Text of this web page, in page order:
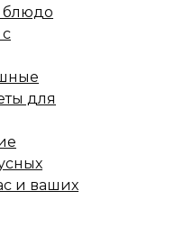
блюдо
для
и ваших